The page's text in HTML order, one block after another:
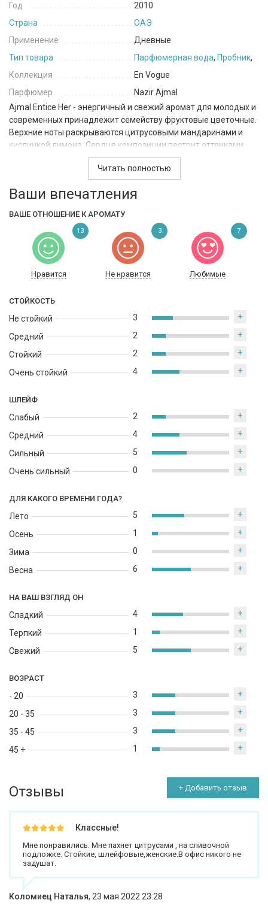
Год
2010
Страна
ОАЭ
Применение
Дневные
Тип товара
Парфюмерная вода, Пробник,
Коллекция
En Vogue
Парфюмер
Nazir Ajmal
Ajmal Entice Her - энергичный и свежий аромат для молодых и
современных принадлежит семейству фруктовые цветочные.
Верхние ноты раскрываются цитрусовыми мандаринами и
кислинкой лимона. Сердце композиции пестрит оттенками
туберозы и жасмина. Стойкое и продолжительное звучание
сандала, мускуса и вирджинского кедра завершает
парфюмерную пирамиду. Навеваемые эмоции и ассоциации:
тенденциозный, гипнотический, хмельной, надменный,
женственность, подчеркнуть свою уникальность.
Читать полностью
Ваши впечатления
ВАШЕ ОТНОШЕНИЕ К АРОМАТУ
Нравится Не нравится Любимые
13 3 7
СТОЙКОСТЬ
Не стойкий
Средний
Стойкий
Очень стойкий
3 +
2 +
2 +
4 +
ШЛЕЙФ
Слабый
Средний
Сильный
Очень сильный
2 +
4 +
5 +
0 +
ДЛЯ КАКОГО ВРЕМЕНИ ГОДА?
Лето
Осень
Зима
Весна
5 +
1 +
0 +
6 +
НА ВАШ ВЗГЛЯД ОН
Сладкий
Терпкий
Свежий
4 +
1 +
5 +
ВОЗРАСТ
- 20
20 - 35
35 - 45
45 +
3 +
3 +
3 +
1 +
Отзывы + Добавить отзыв
Классные!
Мне понравились. Мне пахнет цитрусами , на сливочной
подложке. Стойкие, шлейфовые,женские.В офис никого не
задушат.
Коломиец Наталья, 23 мая 2022 23:28